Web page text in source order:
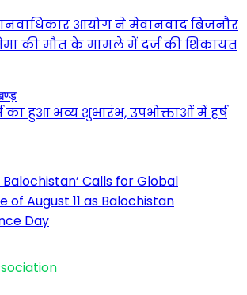
आयोग ने मेवानवाद बिजनौर
की मौत के मामले में दर्ज की शिकायत
का हुआ भव्य शुभारंभ, उपभोक्ताओं में हर्ष
Calls for Global
of August 11 as Balochistan
Day